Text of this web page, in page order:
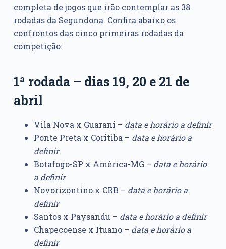
completa de jogos que irão contemplar as 38
rodadas da Segundona. Confira abaixo os
confrontos das cinco primeiras rodadas da
competição:
1ª rodada – dias 19, 20 e 21 de
abril
Vila Nova x Guarani – data e horário a definir
Ponte Preta x Coritiba – data e horário a
definir
Botafogo-SP x América-MG – data e horário
a definir
Novorizontino x CRB – data e horário a
definir
Santos x Paysandu – data e horário a definir
Chapecoense x Ituano – data e horário a
definir